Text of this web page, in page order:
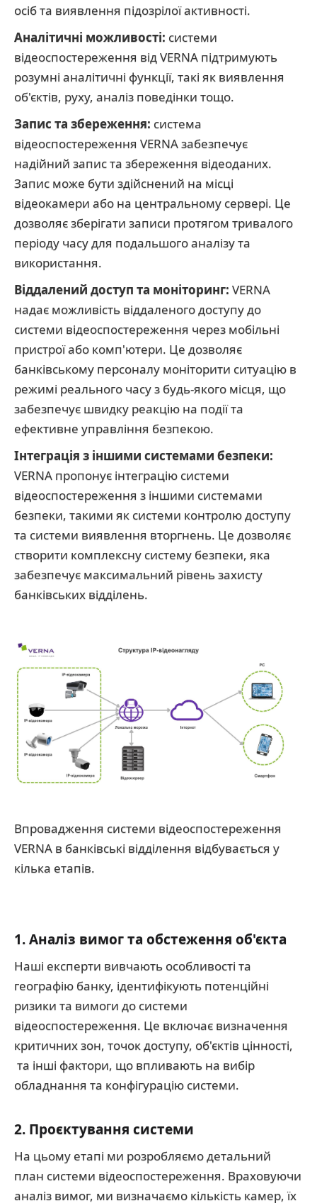
осіб та виявлення підозрілої активності.
Аналітичні можливості: системи
відеоспостереження від VERNA підтримують
розумні аналітичні функції, такі як виявлення
об'єктів, руху, аналіз поведінки тощо.
Запис та збереження: система
відеоспостереження VERNA забезпечує
надійний запис та збереження відеоданих.
Запис може бути здійснений на місці
відеокамери або на центральному сервері. Це
дозволяє зберігати записи протягом тривалого
періоду часу для подальшого аналізу та
використання.
Віддалений доступ та моніторинг: VERNA
надає можливість віддаленого доступу до
системи відеоспостереження через мобільні
пристрої або комп'ютери. Це дозволяє
банківському персоналу моніторити ситуацію в
режимі реального часу з будь-якого місця, що
забезпечує швидку реакцію на події та
ефективне управління безпекою.
Інтеграція з іншими системами безпеки:
VERNA пропонує інтеграцію системи
відеоспостереження з іншими системами
безпеки, такими як системи контролю доступу
та системи виявлення вторгнень. Це дозволяє
створити комплексну систему безпеки, яка
забезпечує максимальний рівень захисту
банківських відділень.
Впровадження системи відеоспостереження
VERNA в банківські відділення відбувається у
кілька етапів.
1. Аналіз вимог та обстеження об'єкта
Наші експерти вивчають особливості та
географію банку, ідентифікують потенційні
ризики та вимоги до системи
відеоспостереження. Це включає визначення
критичних зон, точок доступу, об'єктів цінності,
та інші фактори, що впливають на вибір
обладнання та конфігурацію системи.
2. Проєктування системи
На цьому етапі ми розробляємо детальний
план системи відеоспостереження. Враховуючи
аналіз вимог, ми визначаємо кількість камер, їх